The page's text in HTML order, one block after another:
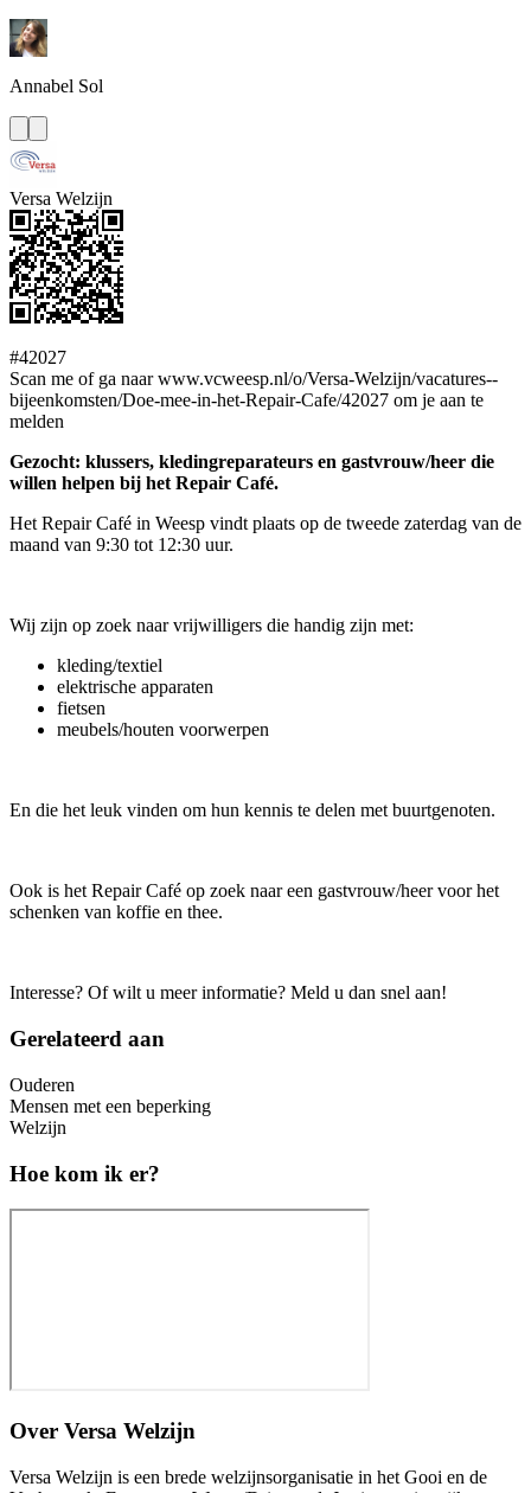
Annabel Sol
Versa Welzijn
#42027
Scan me of ga naar www.vcweesp.nl/o/Versa-Welzijn/vacatures--
bijeenkomsten/Doe-mee-in-het-Repair-Cafe/42027 om je aan te
melden
Gezocht: klussers, kledingreparateurs en gastvrouw/heer die
willen helpen bij het Repair Café.
Het Repair Café in Weesp vindt plaats op de tweede zaterdag van de
maand van 9:30 tot 12:30 uur.
Wij zijn op zoek naar vrijwilligers die handig zijn met:
kleding/textiel
elektrische apparaten
fietsen
meubels/houten voorwerpen
En die het leuk vinden om hun kennis te delen met buurtgenoten.
Ook is het Repair Café op zoek naar een gastvrouw/heer voor het
schenken van koffie en thee.
Interesse? Of wilt u meer informatie? Meld u dan snel aan!
Gerelateerd aan
Ouderen
Mensen met een beperking
Welzijn
Hoe kom ik er?
Over Versa Welzijn
Versa Welzijn is een brede welzijnsorganisatie in het Gooi en de